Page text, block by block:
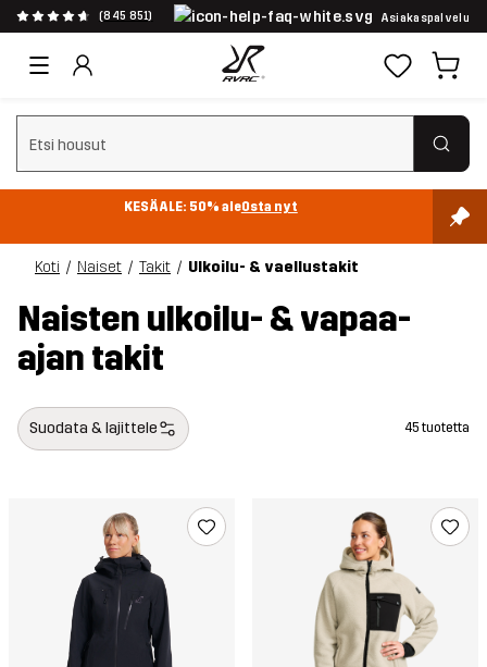
(845 851) Asiakaspalvelu
Tyhjennä haku
KESÄALE: 50% aleOsta nyt
Koti Naiset Takit Ulkoilu- & vaellustakit
Naisten ulkoilu- & vapaa-
ajan takit
Suodata & lajittele 45 tuotetta